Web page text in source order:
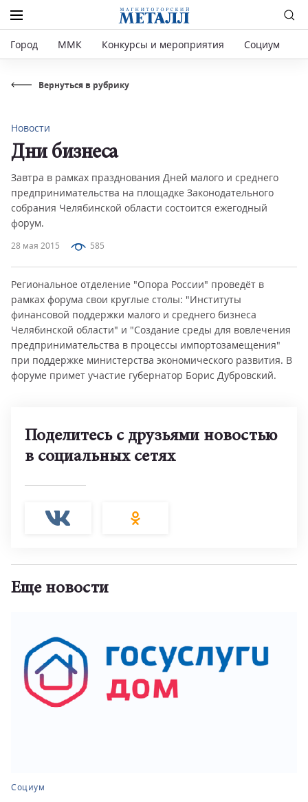
Город ММК Конкурсы и мероприятия Социум
Вернуться в рубрику
28 мая 2015 585
Новости
Дни бизнеса
Завтра в рамках празднования Дней малого и среднего
предпринимательства на площадке Законодательного
собрания Челябинской области состоится ежегодный
форум.
Региональное отделение "Опора России" проведёт в
рамках форума свои круглые столы: "Институты
финансовой поддержки малого и среднего бизнеса
Челябинской области" и "Создание среды для вовлечения
предпринимательства в процессы импортозамещения"
при поддержке министерства экономического развития. В
форуме примет участие губернатор Борис Дубровский.
Поделитесь с друзьями новостью
в социальных сетях
Еще новости
Социум